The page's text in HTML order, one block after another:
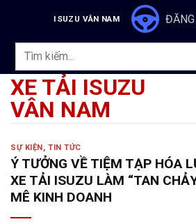
content
ISUZU VÂN NAM
Tìm
XE TẢI ISUZU
VÂN NAM
SỰ KIỆN,TIN TỨC
Ý TƯỞNG VỀ TIỆM TẠP HÓA
XE TẢI ISUZU LÀM “TAN
MÊ KINH DOANH